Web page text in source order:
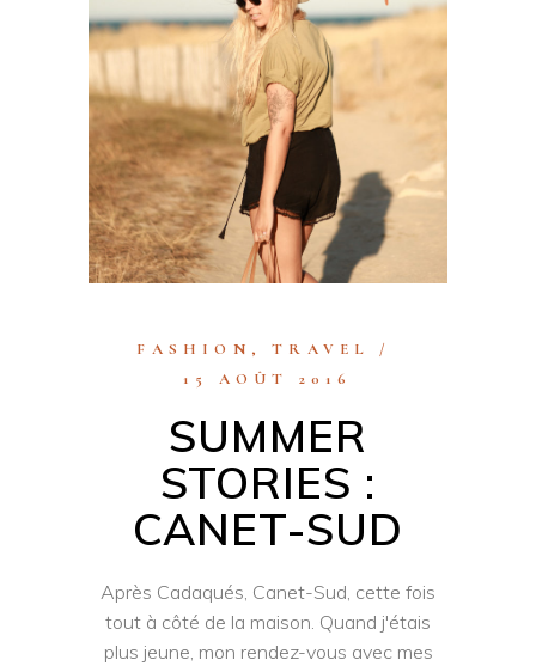
FASHION ,TRAVEL
15 AOÛT 2016
SUMMER
STORIES :
CANET-SUD
Après Cadaqués, Canet-Sud, cette fois
tout à côté de la maison. Quand j'étais
plus jeune, mon rendez-vous avec mes